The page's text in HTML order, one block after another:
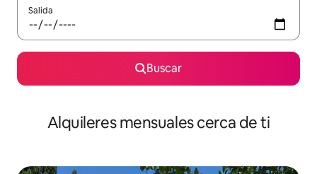
Salida
Buscar
Alquileres mensuales cerca de ti